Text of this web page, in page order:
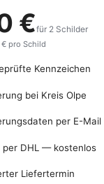
€für 2 Schilder
pro Schild
Kennzeichen
bei Kreis Olpe
per E-Mail
per DHL — kostenlos
Liefertermin